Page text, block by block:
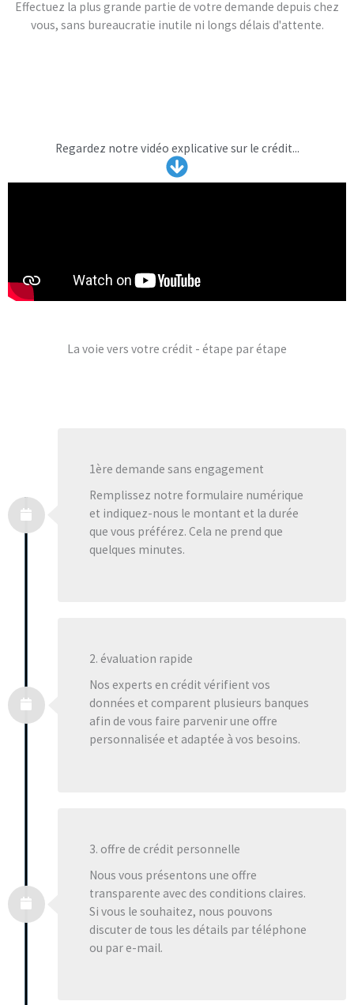
Effectuez la plus grande partie de votre demande depuis chez
vous, sans bureaucratie inutile ni longs délais d'attente.
Regardez notre vidéo explicative sur le crédit...
La voie vers votre crédit - étape par étape
1ère demande sans engagement
Remplissez notre formulaire numérique
et indiquez-nous le montant et la durée
que vous préférez. Cela ne prend que
quelques minutes.
2. évaluation rapide
Nos experts en crédit vérifient vos
données et comparent plusieurs banques
afin de vous faire parvenir une offre
personnalisée et adaptée à vos besoins.
3. offre de crédit personnelle
Nous vous présentons une offre
transparente avec des conditions claires.
Si vous le souhaitez, nous pouvons
discuter de tous les détails par téléphone
ou par e-mail.